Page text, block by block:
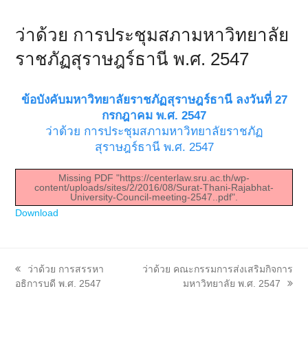
ว่าด้วย การประชุมสภามหาวิทยาลัย
ราชภัฏสุราษฎร์ธานี พ.ศ. 2547
ข้อบังคับมหาวิทยาลัยราชภัฏสุราษฎร์ธานี ลงวันที่ 27
กรกฎาคม พ.ศ. 2547
ว่าด้วย การประชุมสภามหาวิทยาลัยราชภัฏ
สุราษฎร์ธานี พ.ศ. 2547
Missing PDF "https://centerlaw.sru.ac.th/wp-
content/uploads/sites/2/2016/08/Surat-Thani-Rajabhat-
University-Council-meeting-2547..pdf".
Download
previous
post:
ว่าด้วย การสรรหา
อธิการบดี พ.ศ. 2547
next
ว่าด้วย คณะกรรมการส่งเสริมกิจการ
มหาวิทยาลัย พ.ศ. 2547